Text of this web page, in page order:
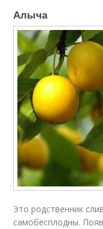
Алыча
Это родственник
самобесплодны.